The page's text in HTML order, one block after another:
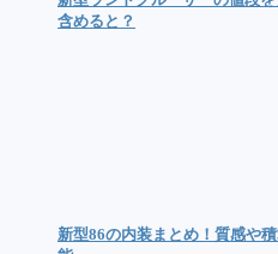
含めると？
新型86の内装まとめ！質感や